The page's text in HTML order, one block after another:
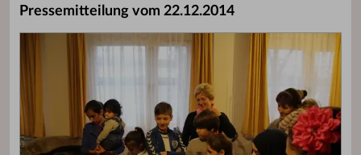
Pressemitteilung vom 22.12.2014